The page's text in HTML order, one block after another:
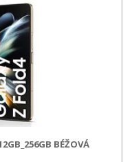
BÉŽOVÁ